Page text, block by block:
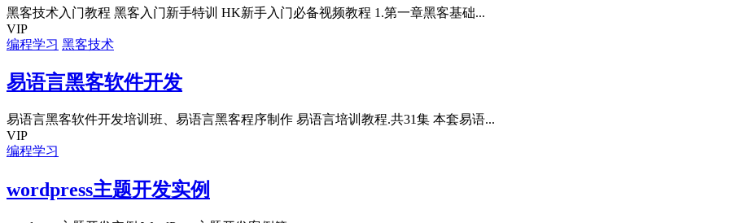
黑客技术入门教程 黑客入门新手特训 HK新手入门必备视频教程 1.第一章黑客基础...
VIP
编程学习 黑客技术
易语言黑客软件开发
易语言黑客软件开发培训班、易语言黑客程序制作 易语言培训教程.共31集 本套易语...
VIP
编程学习
wordpress主题开发实例